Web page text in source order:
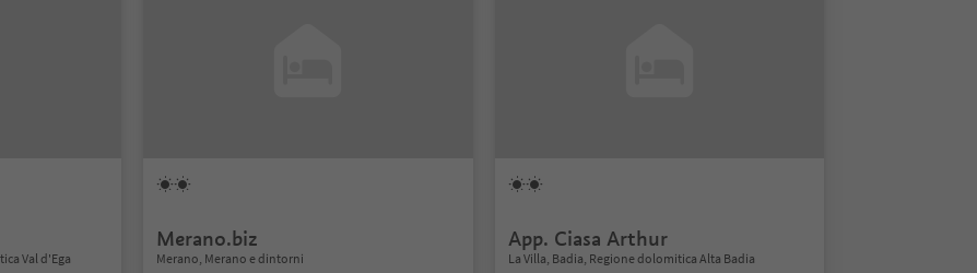
Val d'Ega
Merano.biz
Merano, Merano e dintorni
App. Ciasa Arthur
La Villa, Badia, Regione dolomitica Alta Badia